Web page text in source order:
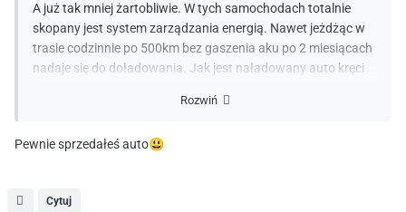
A już tak mniej żartobliwie. W tych samochodach totalnie
skopany jest system zarządzania energią. Nawet jeżdżąc w
trasie codzinnie po 500km bez gaszenia aku po 2 miesiącach
nadaje się do doładowania. Jak jest naładowany auto kręci
Rozwiń
Pewnie sprzedałeś auto😃
Cytuj